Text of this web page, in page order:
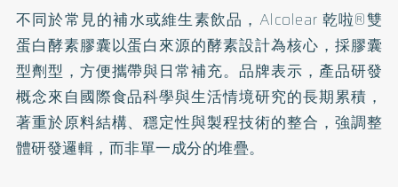
不同於常見的補水或維生素飲品，Alcolear 乾啦®雙
蛋白酵素膠囊以蛋白來源的酵素設計為核心，採膠囊
型劑型，方便攜帶與日常補充。品牌表示，產品研發
概念來自國際食品科學與生活情境研究的長期累積，
著重於原料結構、穩定性與製程技術的整合，強調整
體研發邏輯，而非單一成分的堆疊。